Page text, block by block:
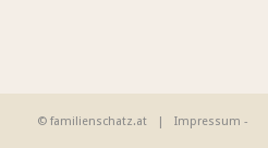
© familienschatz.at | Impressum -